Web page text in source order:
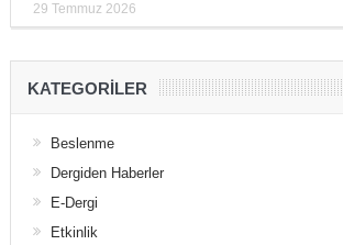
29 Temmuz 2026
KATEGORILER
Beslenme
Dergiden Haberler
E-Dergi
Etkinlik